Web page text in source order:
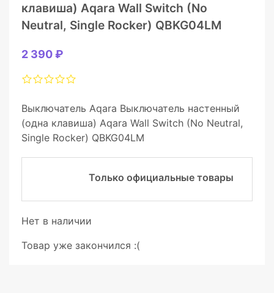
клавиша) Aqara Wall Switch (No
Neutral, Single Rocker) QBKG04LM
2 390 ₽
Выключатель Aqara Выключатель настенный
(одна клавиша) Aqara Wall Switch (No Neutral,
Single Rocker) QBKG04LM
Только официальные товары
Нет в наличии
Товар уже закончился :(